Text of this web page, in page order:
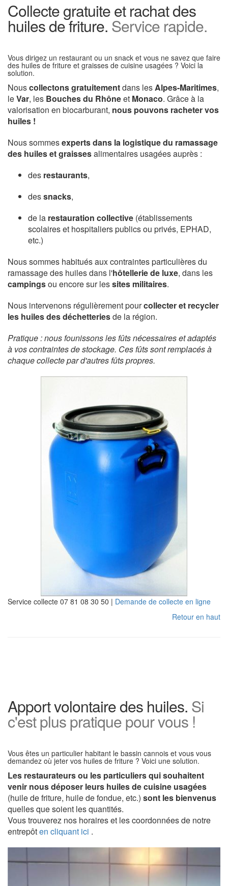
Collecte gratuite et rachat des
huiles de friture. Service rapide.
Vous dirigez un restaurant ou un snack et vous ne savez que faire
des huiles de friture et graisses de cuisine usagées ? Voici la
solution.
Nouscollectons gratuitementdans lesAlpes-Maritimes,
leVar, les Bouches du Rhôneet Monaco. Grâce à la
valorisation en biocarburant, nous pouvons racheter vos
huiles !
Nous sommesexperts dans la logistique du ramassage
des huiles et graissesalimentaires usagées auprès :
des restaurants,
dessnacks,
de la restauration collective (établissements
scolaires et hospitaliers publics ou privés, EPHAD,
etc.)
Nous sommes habitués aux contraintes particulières du
ramassage des huiles dans l'hôtellerie de luxe, dans les
campingsou encore sur lessites militaires.
Nous intervenons régulièrement pourcollecter et recycler
les huiles des déchetteriesde la région.
Pratique : nous founissons les fûts nécessaires et adaptés
à vos contraintes de stockage. Ces fûts sont remplacés à
chaque collecte par d'autres fûts propres.
Service collecte 07 81 08 30 50 | Demande de collecte en ligne
Retour en haut
Apport volontaire des huiles. Si
c'est plus pratique pour vous !
Vous êtes un particulier habitant le bassin cannois et vous vous
demandez où jeter vos huiles de friture ? Voici une solution.
Les restaurateurs ou les particuliers qui souhaitent
venir nous déposer leurs huiles de cuisine usagées
(huile de friture, huile de fondue, etc.) sont les bienvenus
quelles que soient les quantités.
Vous trouverez nos horaires et les coordonnées de notre
entrepôten cliquant ici .